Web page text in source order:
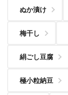
ぬか漬け
梅干し
絹ごし豆腐
極小粒納豆